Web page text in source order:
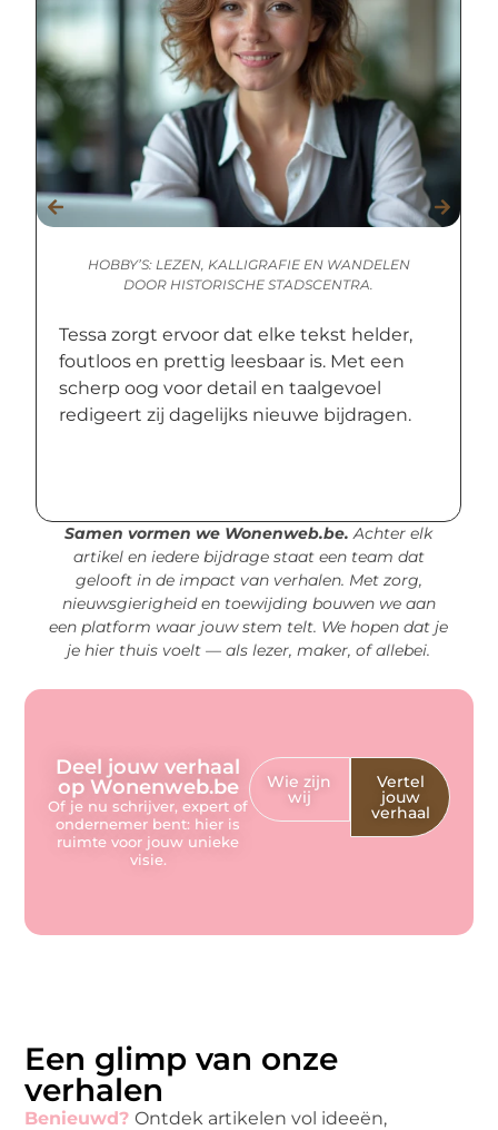
Tessa zorgt ervoor dat elke tekst helder,
foutloos en prettig leesbaar is. Met een
scherp oog voor detail en taalgevoel
redigeert zij dagelijks nieuwe bijdragen.
HOBBY’S: LEZEN, KALLIGRAFIE EN WANDELEN
DOOR HISTORISCHE STADSCENTRA.
Samen vormen we Wonenweb.be. Achter elk
artikel en iedere bijdrage staat een team dat
gelooft in de impact van verhalen. Met zorg,
nieuwsgierigheid en toewijding bouwen we aan
een platform waar jouw stem telt. We hopen dat je
je hier thuis voelt — als lezer, maker, of allebei.
Deel jouw verhaal
op Wonenweb.be
Of je nu schrijver, expert of
ondernemer bent: hier is
ruimte voor jouw unieke
visie.
Wie zijn
wij
Vertel
jouw
verhaal
Een glimp van onze
verhalen
Benieuwd?Ontdek artikelen vol ideeën,